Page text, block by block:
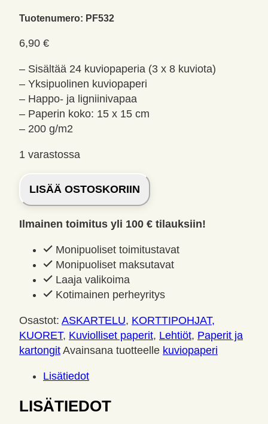
Tuotenumero: PF532
6,90 €
– Sisältää 24 kuviopaperia (3 x 8 kuviota)
– Yksipuolinen kuviopaperi
– Happo- ja ligniinivapaa
– Paperin koko: 15 x 15 cm
– 200 g/m2
1 varastossa
Paper
Favourites
Buttercup
määrä
LISÄÄ OSTOSKORIIN
Ilmainen toimitus yli 100 € tilauksiin!
Monipuoliset toimitustavat
Monipuoliset maksutavat
Laaja valikoima
Kotimainen perheyritys
Osastot: ASKARTELU, KORTTIPOHJAT,
KUORET, Kuviolliset paperit, Lehtiöt, Paperit ja
kartongit Avainsana tuotteelle kuviopaperi
Lisätiedot
LISÄTIEDOT